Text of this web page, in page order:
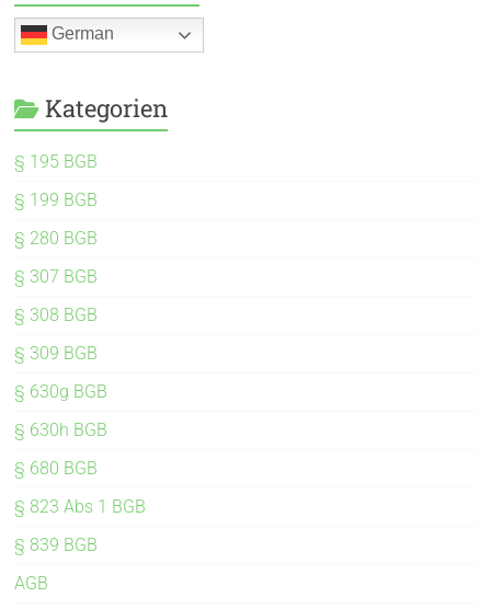
German
Kategorien
§ 195 BGB
§ 199 BGB
§ 280 BGB
§ 307 BGB
§ 308 BGB
§ 309 BGB
§ 630g BGB
§ 630h BGB
§ 680 BGB
§ 823 Abs 1 BGB
§ 839 BGB
AGB